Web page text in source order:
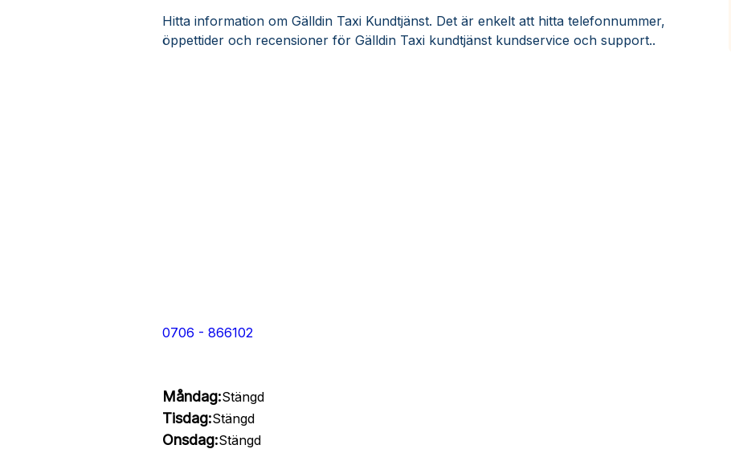
Hitta information om Gälldin Taxi Kundtjänst. Det är enkelt att hitta telefonnummer,
öppettider och recensioner för Gälldin Taxi kundtjänst kundservice och support..
0706 - 866102
Måndag:Stängd
Tisdag:Stängd
Onsdag:Stängd